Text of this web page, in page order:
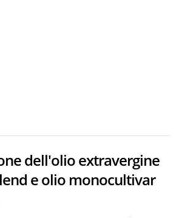
dell'olio extravergine
e olio monocultivar